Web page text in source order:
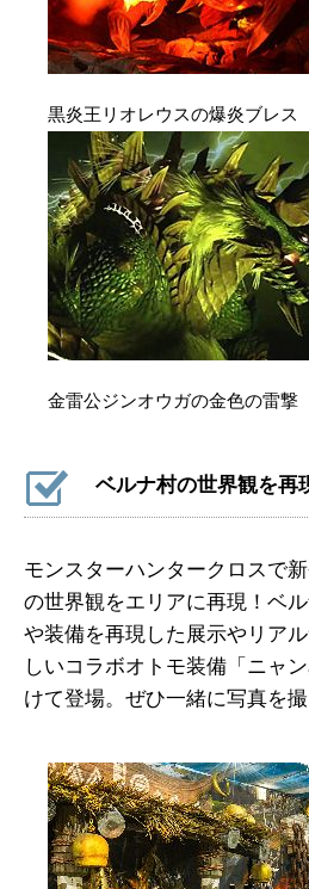
黒炎王リオレウスの爆炎ブレス
金雷公ジンオウガの金色の雷撃
ベルナ村の世界観を再
モンスターハンタークロスで
の世界観をエリアに再現！ベ
や装備を再現した展示やリア
しいコラボオトモ装備「ニャ
けて登場。ぜひ一緒に写真を撮